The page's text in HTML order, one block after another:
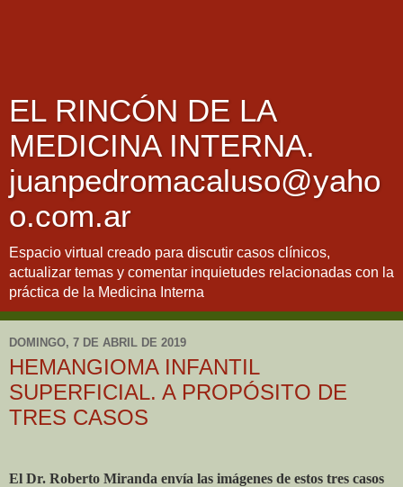
EL RINCÓN DE LA
MEDICINA INTERNA.
juanpedromacaluso@yaho
o.com.ar
Espacio virtual creado para discutir casos clínicos,
actualizar temas y comentar inquietudes relacionadas con la
práctica de la Medicina Interna
DOMINGO, 7 DE ABRIL DE 2019
HEMANGIOMA INFANTIL
SUPERFICIAL. A PROPÓSITO DE
TRES CASOS
El Dr. Roberto Miranda envía las imágenes de estos tres casos